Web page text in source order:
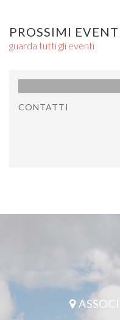
PROSSIMI
guarda tutti gli eventi
CONTATTI